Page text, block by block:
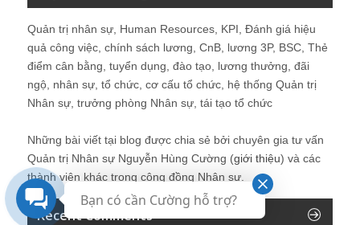
Quản trị nhân sự, Human Resources, KPI, Đánh giá hiệu
quả công việc, chính sách lương, CnB, lương 3P, BSC, Thẻ
điểm cân bằng, tuyển dụng, đào tạo, lương thưởng, đãi
ngộ, nhân sự, tổ chức, cơ cấu tổ chức, hệ thống Quản trị
Nhân sự, trưởng phòng Nhân sự, tái tạo tổ chức
Những bài viết tại blog được chia sẻ bởi chuyên gia tư vấn
Quản trị Nhân sự Nguyễn Hùng Cường (giới thiệu) và các
thành viên khác trong cộng đồng Nhân sự.
Recent Comments
Bạn có cần Cường hỗ trợ?